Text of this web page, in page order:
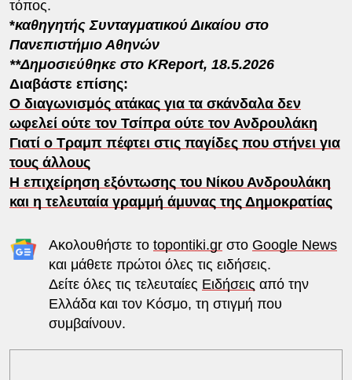
τόπος.
*καθηγητής Συνταγματικού Δικαίου στο
Πανεπιστήμιο Αθηνών
**Δημοσιεύθηκε στο KReport, 18.5.2026
Διαβάστε επίσης:
Ο διαγωνισμός ατάκας για τα σκάνδαλα δεν
ωφελεί ούτε τον Τσίπρα ούτε τον Ανδρουλάκη
Γιατί ο Τραμπ πέφτει στις παγίδες που στήνει για
τους άλλους
Η επιχείρηση εξόντωσης του Νίκου Ανδρουλάκη
και η τελευταία γραμμή άμυνας της Δημοκρατίας
Ακολουθήστε το topontiki.grστο Google News
και μάθετε πρώτοι όλες τις ειδήσεις.
Δείτε όλες τις τελευταίες Ειδήσεις από την
Ελλάδα και τον Κόσμο, τη στιγμή που
συμβαίνουν.